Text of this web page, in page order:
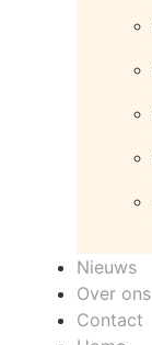
Nieuws
Over ons
Contact